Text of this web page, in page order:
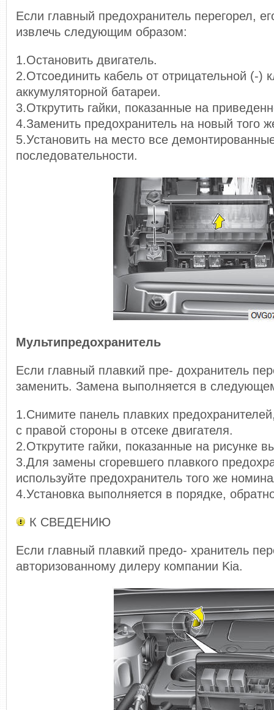
Если главный предохранитель перегорел,
извлечь следующим образом:
1.Остановить двигатель.
2.Отсоединить кабель от отрицательной (-)
аккумуляторной батареи.
3.Открутить гайки, показанные на
4.Заменить предохранитель на новый того
5.Установить на место все
последовательности.
Мультипредохранитель
Если главный плавкий пре- дохранитель
заменить. Замена выполняется в
1.Снимите панель плавких
с правой стороны в отсеке двигателя.
2.Открутите гайки, показанные на рисунке
3.Для замены сгоревшего плавкого
используйте предохранитель того же
4.Установка выполняется в порядке,
К СВЕДЕНИЮ
Если главный плавкий предо- хранитель
авторизованному дилеру компании Kia.